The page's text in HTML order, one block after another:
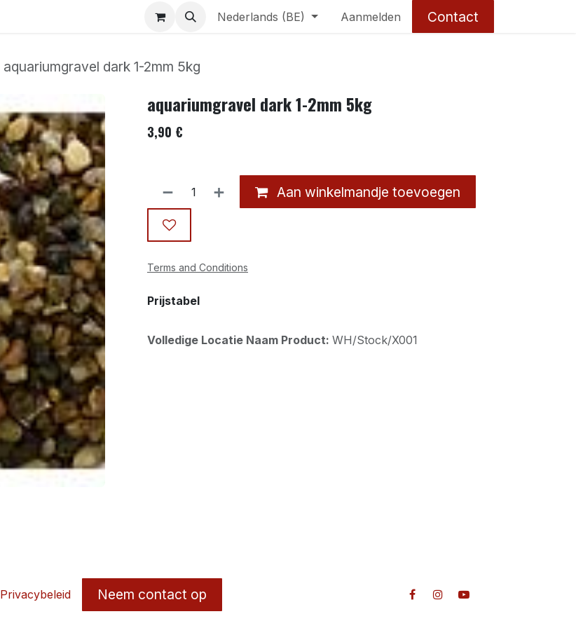
Nederlands (BE) Aanmelden Contact
aquariumgravel dark 1-2mm 5kg
aquariumgravel dark 1-2mm 5kg
3,90 €
Aan winkelmandje toevoegen
Terms and Conditions
Prijstabel
Volledige Locatie Naam Product: WH/Stock/X001
Privacybeleid Neem contact op